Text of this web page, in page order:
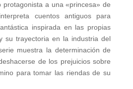
protagonista a una «princesa» de
cuentos antiguos para
inspirada en las propias
su trayectoria en la industria del
muestra la determinación de
de los prejuicios sobre
para tomar las riendas de su